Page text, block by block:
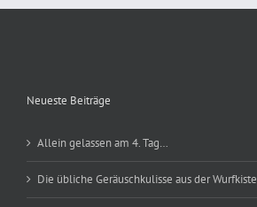
Neueste Beiträge
Allein gelassen am 4. Tag…
Die übliche Geräuschkulisse aus der Wurfkiste